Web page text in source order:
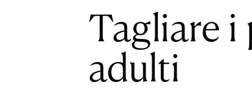
Tagliare
adulti